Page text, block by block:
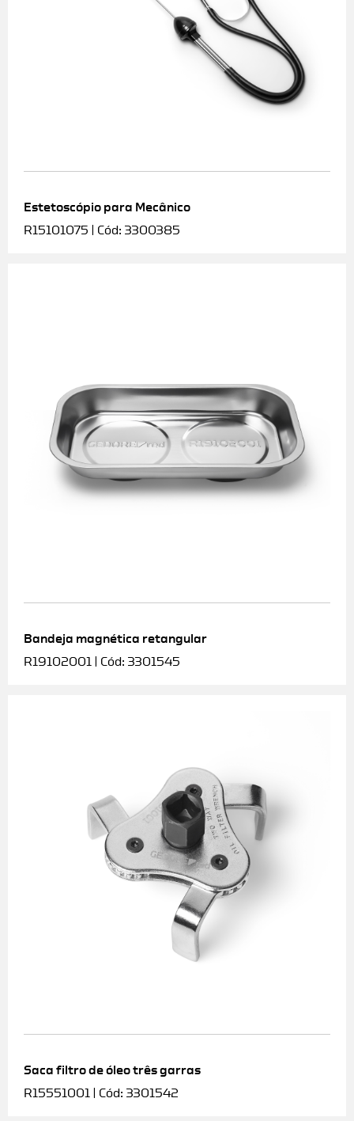
Estetoscópio para Mecânico
R15101075 | Cód: 3300385
Bandeja magnética retangular
R19102001 | Cód: 3301545
Saca filtro de óleo três garras
R15551001 | Cód: 3301542